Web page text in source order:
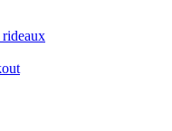
rideaux